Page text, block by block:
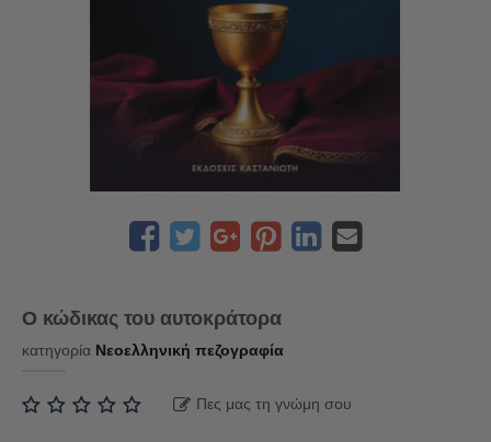
Ο κώδικας του αυτοκράτορα
κατηγορία Νεοελληνική πεζογραφία
Πες μας τη γνώμη σου